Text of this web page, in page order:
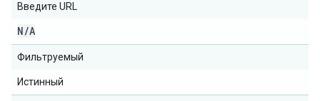
Введите URL
N/A
Фильтруемый
Истинный